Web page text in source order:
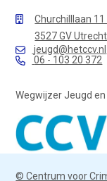
Churchilllaan 11
3527 GV Utrecht
jeugd@hetccv.nl
06 - 103 20 372
Wegwijzer Jeugd en
© Centrum voor